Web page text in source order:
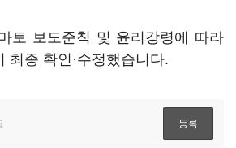
토 보도준칙 및 윤리강령에 따라
최종 확인·수정했습니다.